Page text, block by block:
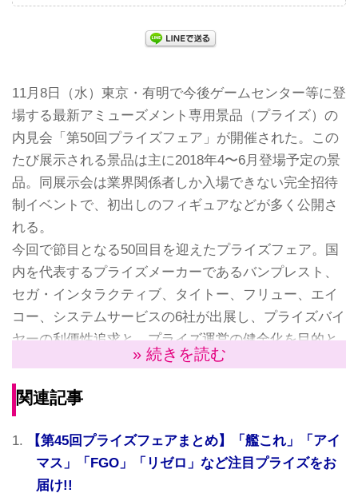
11月8日（水）東京・有明で今後ゲームセンター等に登
場する最新アミューズメント専用景品（プライズ）の
内見会「第50回プライズフェア」が開催された。この
たび展示される景品は主に2018年4〜6月登場予定の景
品。同展示会は業界関係者しか入場できない完全招待
制イベントで、初出しのフィギュアなどが多く公開さ
れる。
今回で節目となる50回目を迎えたプライズフェア。国
内を代表するプライズメーカーであるバンプレスト、
セガ・インタラクティブ、タイトー、フリュー、エイ
コー、システムサービスの6社が出展し、プライズバイ
ヤーの利便性追求と、プライズ運営の健全化を目的と
している。11月8日の東京会場を皮切りに、大阪、札
幌、福岡でも開催される予定だ。
「翔鶴改二」「Saratoga」が登場!
» 続きを読む
関連記事
【第45回プライズフェアまとめ】「艦これ」「アイ
マス」「FGO」「リゼロ」など注目プライズをお
届け!!